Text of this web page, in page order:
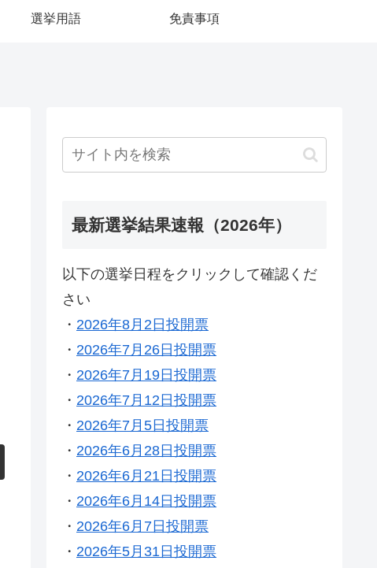
選挙用語 免責事項
最新選挙結果速報（2026年）
以下の選挙日程をクリックして確認くだ
さい
・ 2026年8月2日投開票
・ 2026年7月26日投開票
・ 2026年7月19日投開票
・ 2026年7月12日投開票
・ 2026年7月5日投開票
・ 2026年6月28日投開票
・ 2026年6月21日投開票
・ 2026年6月14日投開票
・ 2026年6月7日投開票
・ 2026年5月31日投開票